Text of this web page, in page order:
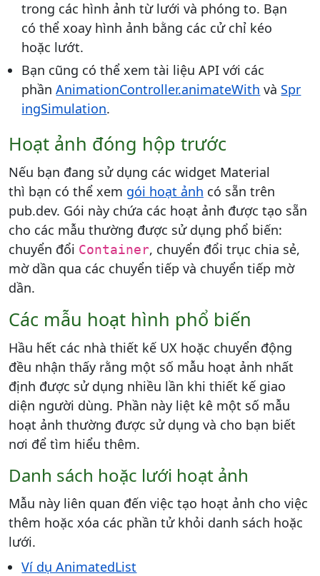
trong các hình ảnh từ lưới và phóng to. Bạn
có thể xoay hình ảnh bằng các cử chỉ kéo
hoặc lướt.
Bạn cũng có thể xem tài liệu API với các
phầnAnimationController.animateWith và Spr
ingSimulation.
Hoạt ảnh đóng hộp trước
Nếu bạn đang sử dụng các widget Material
thì bạn có thể xem gói hoạt ảnh có sẵn trên
pub.dev. Gói này chứa các hoạt ảnh được tạo sẵn
cho các mẫu thường được sử dụng phổ biến:
chuyển đổi Container, chuyển đổi trục chia sẻ,
mờ dần qua các chuyển tiếp và chuyển tiếp mờ
dần.
Các mẫu hoạt hình phổ biến
Hầu hết các nhà thiết kế UX hoặc chuyển động
đều nhận thấy rằng một số mẫu hoạt ảnh nhất
định được sử dụng nhiều lần khi thiết kế giao
diện người dùng. Phần này liệt kê một số mẫu
hoạt ảnh thường được sử dụng và cho bạn biết
nơi để tìm hiểu thêm.
Danh sách hoặc lưới hoạt ảnh
Mẫu này liên quan đến việc tạo hoạt ảnh cho việc
thêm hoặc xóa các phần tử khỏi danh sách hoặc
lưới.
Ví dụ AnimatedList